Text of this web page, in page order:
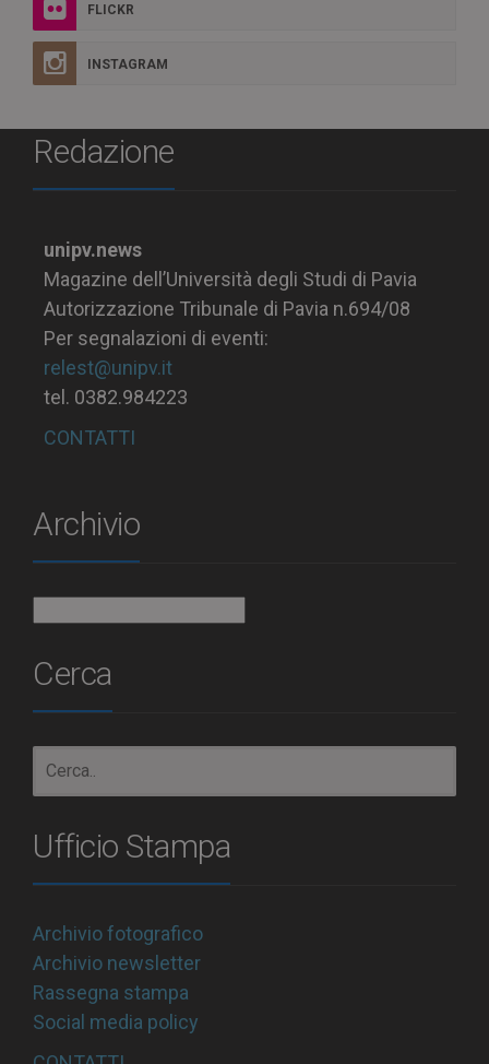
FLICKR
INSTAGRAM
Redazione
unipv.news
Magazine dell’Università degli Studi di Pavia
Autorizzazione Tribunale di Pavia n.694/08
Per segnalazioni di eventi:
relest@unipv.it
tel. 0382.984223
CONTATTI
Archivio
Cerca
Ufficio Stampa
Archivio fotografico
Archivio newsletter
Rassegna stampa
Social media policy